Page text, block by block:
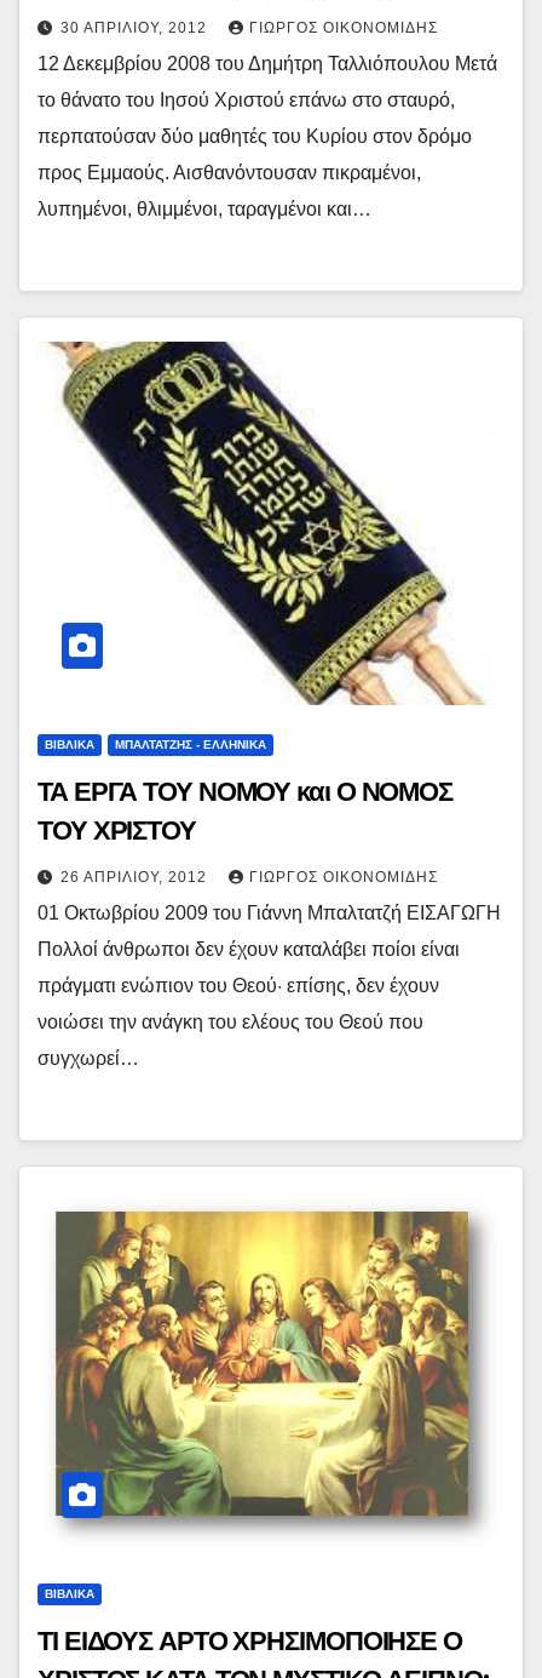
30 ΑΠΡΙΛΊΟΥ, 2012 ΓΙΏΡΓΟΣ ΟΙΚΟΝΟΜΊΔΗΣ
12 Δεκεμβρίου 2008 του Δημήτρη Ταλλιόπουλου Μετά
το θάνατο του Ιησού Χριστού επάνω στο σταυρό,
περπατούσαν δύο μαθητές του Κυρίου στον δρόμο
προς Εμμαούς. Αισθανόντουσαν πικραμένοι,
λυπημένοι, θλιμμένοι, ταραγμένοι και…
ΒΙΒΛΙΚΑ ΜΠΑΛΤΑΤΖΗΣ - ΕΛΛΗΝΙΚΑ
ΤΑ ΕΡΓΑ ΤΟΥ ΝΟΜΟΥ και Ο ΝΟΜΟΣ
ΤΟΥ ΧΡΙΣΤΟΥ
26 ΑΠΡΙΛΊΟΥ, 2012 ΓΙΏΡΓΟΣ ΟΙΚΟΝΟΜΊΔΗΣ
01 Οκτωβρίου 2009 του Γιάννη Μπαλτατζή ΕΙΣΑΓΩΓΗ
Πολλοί άνθρωποι δεν έχουν καταλάβει ποίοι είναι
πράγματι ενώπιον του Θεού· επίσης, δεν έχουν
νοιώσει την ανάγκη του ελέους του Θεού που
συγχωρεί…
ΒΙΒΛΙΚΑ
ΤΙ ΕΙΔΟΥΣ ΑΡΤΟ ΧΡΗΣΙΜΟΠΟΙΗΣΕ Ο